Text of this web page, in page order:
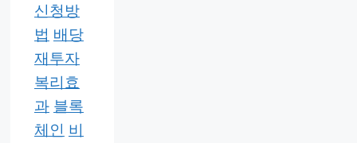
신청방
법 배당
재투자
복리효
과 블록
체인 비